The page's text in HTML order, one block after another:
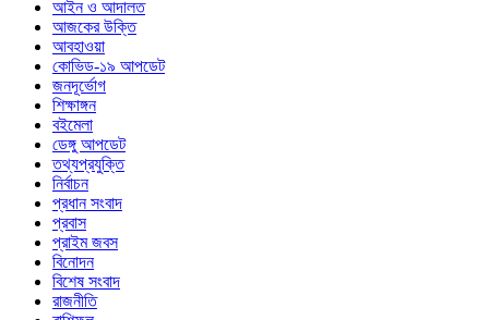
আইন ও আদালত
আজকের উক্তি
আবহাওয়া
কোভিড-১৯ আপডেট
জনদূর্ভোগ
শিক্ষাঙ্গন
বইমেলা
ডেঙ্গু আপডেট
তথ্যপ্রযুক্তি
নির্বাচন
প্রধান সংবাদ
প্রবাস
প্রাইম জবস
বিনোদন
বিশেষ সংবাদ
রাজনীতি